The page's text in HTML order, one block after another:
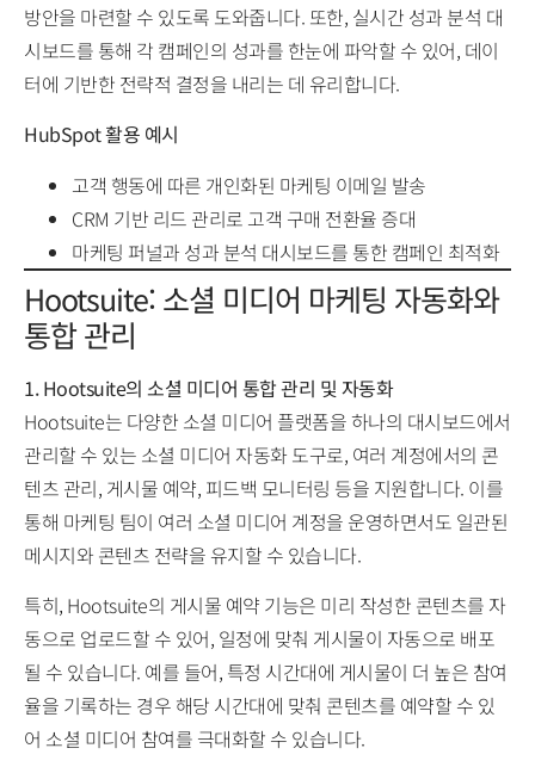
방안을 마련할 수 있도록 도와줍니다. 또한, 실시간 성과 분석 대
시보드를 통해 각 캠페인의 성과를 한눈에 파악할 수 있어, 데이
터에 기반한 전략적 결정을 내리는 데 유리합니다.
HubSpot 활용 예시
고객 행동에 따른 개인화된 마케팅 이메일 발송
CRM 기반 리드 관리로 고객 구매 전환율 증대
마케팅 퍼널과 성과 분석 대시보드를 통한 캠페인 최적화
Hootsuite: 소셜 미디어 마케팅 자동화와
통합 관리
1. Hootsuite의 소셜 미디어 통합 관리 및 자동화
Hootsuite는 다양한 소셜 미디어 플랫폼을 하나의 대시보드에서
관리할 수 있는 소셜 미디어 자동화 도구로, 여러 계정에서의 콘
텐츠 관리, 게시물 예약, 피드백 모니터링 등을 지원합니다. 이를
통해 마케팅 팀이 여러 소셜 미디어 계정을 운영하면서도 일관된
메시지와 콘텐츠 전략을 유지할 수 있습니다.
특히, Hootsuite의 게시물 예약 기능은 미리 작성한 콘텐츠를 자
동으로 업로드할 수 있어, 일정에 맞춰 게시물이 자동으로 배포
될 수 있습니다. 예를 들어, 특정 시간대에 게시물이 더 높은 참여
율을 기록하는 경우 해당 시간대에 맞춰 콘텐츠를 예약할 수 있
어 소셜 미디어 참여를 극대화할 수 있습니다.